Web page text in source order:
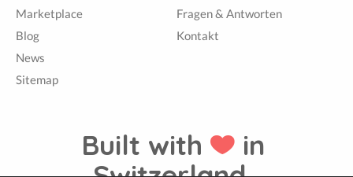
Marketplace
Blog
News
Sitemap
Fragen & Antworten
Kontakt
Built with
in